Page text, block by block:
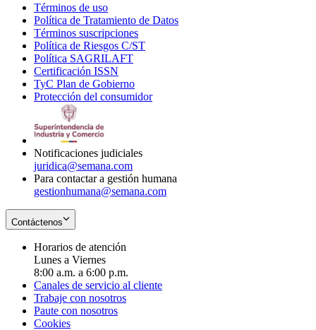
Términos de uso
in
new
window
Política de Tratamiento de Datos
Términos suscripciones
in
Política de Riesgos C/ST
Política SAGRILAFT
new
window
Certificación ISSN
in
new
TyC Plan de Gobierno
in
Protección del consumidorOpens
Notificaciones judiciales
juridica@semana.com
Para contactar a gestión humana
gestionhumana@semana.com
Contáctenos
Horarios de atención
Lunes a Viernes
8:00 a.m. a 6:00 p.m.
Canales de servicio al cliente
Trabaje con nosotros
Paute con nosotros
Cookies